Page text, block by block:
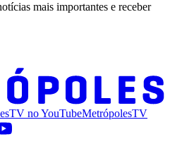
mais importantes e receber
noYouTubeMetrópolesTV